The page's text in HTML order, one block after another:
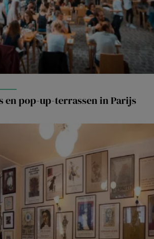
en pop-up-terrassen in Parijs